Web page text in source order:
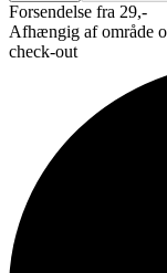
Forsendelse fra 29,-
Afhængig af område
check-out